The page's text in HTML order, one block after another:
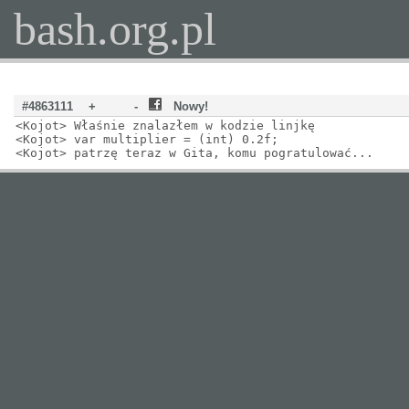
bash.org.pl
#4863111 + -
Nowy!
<Kojot> Właśnie znalazłem w kodzie linjkę
<Kojot> var multiplier = (int) 0.2f;
<Kojot> patrzę teraz w Gita, komu pogratulować...